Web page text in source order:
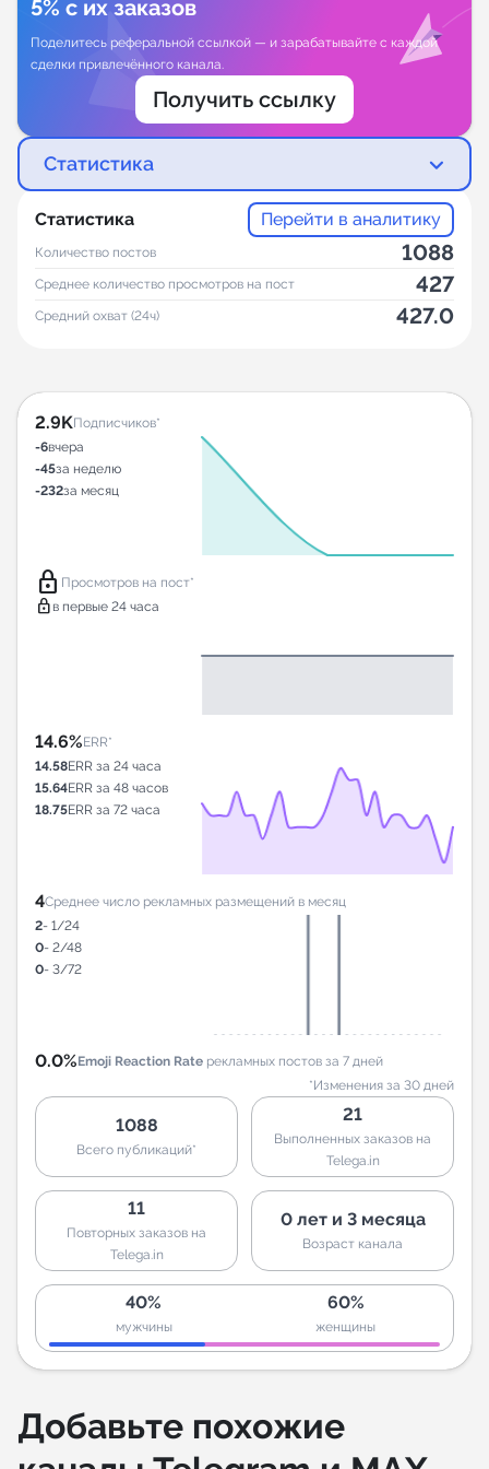
5% с их заказов
Поделитесь реферальной ссылкой — и зарабатывайте с каждой
сделки привлечённого канала.
Получить ссылку
Статистика
Статистика Перейти в аналитику
Количество постов 1088
Среднее количество просмотров на пост 427
Средний охват (24ч) 427.0
2.9KПодписчиков*
-6вчера
-45за неделю
-232за месяц
lock Просмотров на пост*
lock в первые 24 часа
14.6%ERR*
14.58ERR за 24 часа
15.64ERR за 48 часов
18.75ERR за 72 часа
4Среднее число рекламных размещений в месяц
2- 1/24
0- 2/48
0- 3/72
0.0%Emoji Reaction Rate рекламных постов за 7 дней
*Изменения за 30 дней
1088
Всего публикаций*
21
Выполненных заказов на
Telega.in
11
Повторных заказов на
Telega.in
0 лет и 3 месяца
Возраст канала
40%
мужчины
60%
женщины
Добавьте похожие